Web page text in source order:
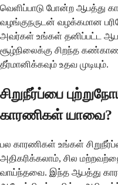
வெளிப்பாடு போன்ற ஆபத்து
வழங்குநருடன் வழக்கமான
அவர்கள் உங்கள் தனிப்பட்ட
சூழ்நிலைக்கு சிறந்த
தீர்மானிக்கவும் உதவ முடியும்.
சிறுநீர்ப்பை
காரணிகள் யாவை?
பல காரணிகள் உங்கள்
அதிகரிக்கலாம், சில
வாய்ந்தவை. இந்த ஆபத்து